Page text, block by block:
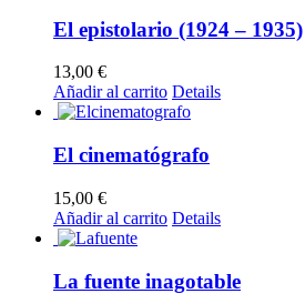
El epistolario (1924 – 1935)
13,00 €
Añadir al carrito Details
El cinematógrafo
15,00 €
Añadir al carrito Details
La fuente inagotable